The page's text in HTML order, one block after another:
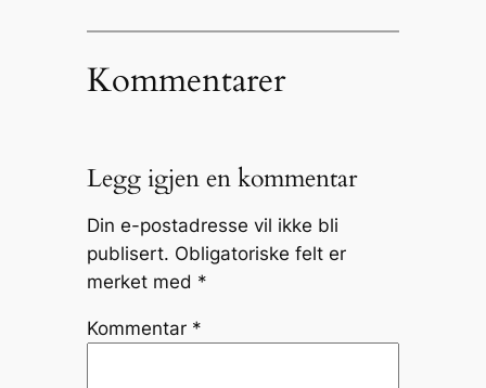
Kommentarer
Legg igjen en kommentar
Din e-postadresse vil ikke bli
publisert. Obligatoriske felt er
merket med *
Kommentar *